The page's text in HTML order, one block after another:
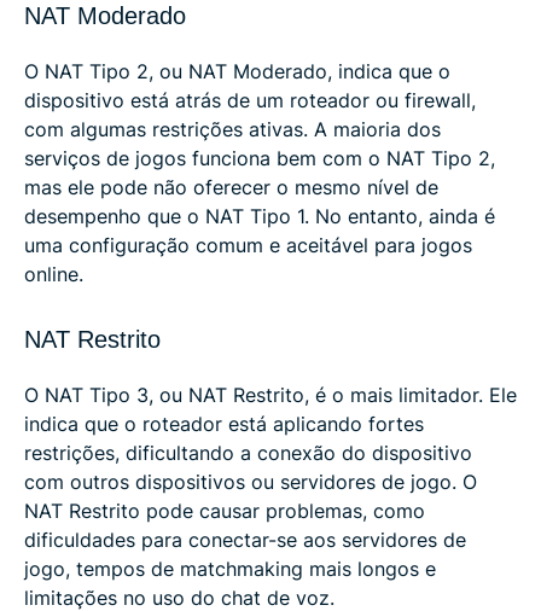
NAT Moderado
O NAT Tipo 2, ou NAT Moderado, indica que o
dispositivo está atrás de um roteador ou firewall,
com algumas restrições ativas. A maioria dos
serviços de jogos funciona bem com o NAT Tipo 2,
mas ele pode não oferecer o mesmo nível de
desempenho que o NAT Tipo 1. No entanto, ainda é
uma configuração comum e aceitável para jogos
online.
NAT Restrito
O NAT Tipo 3, ou NAT Restrito, é o mais limitador. Ele
indica que o roteador está aplicando fortes
restrições, dificultando a conexão do dispositivo
com outros dispositivos ou servidores de jogo. O
NAT Restrito pode causar problemas, como
dificuldades para conectar-se aos servidores de
jogo, tempos de matchmaking mais longos e
limitações no uso do chat de voz.